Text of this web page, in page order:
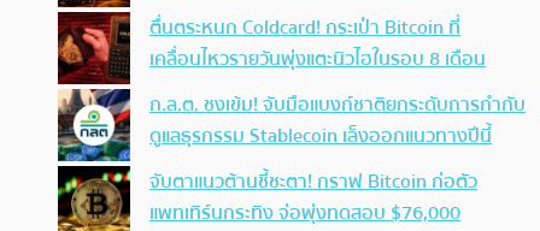
ตื่นตระหนก Coldcard! กระเป๋า Bitcoin ที่
เคลื่อนไหวรายวันพุ่งแตะนิวไฮในรอบ 8 เดือน
ก.ล.ต. ชงเข้ม! จับมือแบงก์ชาติยกระดับการกำกับ
ดูแลธุรกรรม Stablecoin เล็งออกแนวทางปีนี้
จับตาแนวต้านชี้ชะตา! กราฟ Bitcoin ก่อตัว
แพทเทิร์นกระทิง จ่อพุ่งทดสอบ $76,000